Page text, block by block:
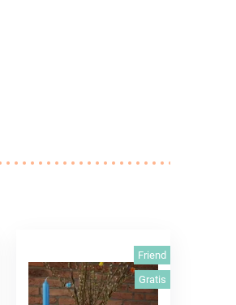
Friend
Gratis